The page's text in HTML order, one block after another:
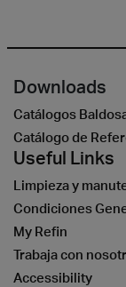
Downloads
Catálogos
Catálogo de
Useful Links
Limpieza y
Condiciones
My Refin
Trabaja con
Accessibility